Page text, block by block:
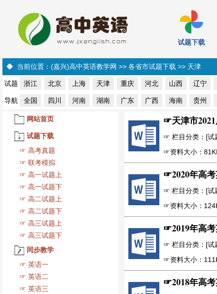
试题下载
◆ 当前位置： (嘉兴)高中英语教学网 >> 各省市试题下载 >> 天津
试题 浙江 北京 上海 天津 重庆 河北 山西 辽宁
导航 全国 四川 河南 湖南 广东 广西 海南 贵州
网站首页
试题下载
☞ 高考真题
☞ 联考模拟
☞ 高一试题上
☞ 高一试题下
☞ 高二试题上
☞ 高二试题下
☞ 高三试题上
☞ 高三试题下
同步教学
☞ 英语一
☞ 英语二
☞ 英语三
☞天津市
☞ 栏目分类：[试
☞资料大小：
☞2020年高
☞ 栏目分类：[试
☞资料大小：
☞2019年高
☞ 栏目分类：[试
☞资料大小：
☞2018年高